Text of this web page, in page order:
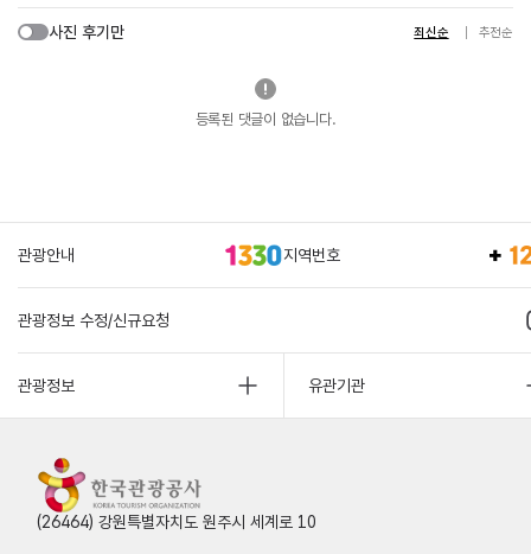
사진 후기만 최신순 추천순
등록된 댓글이 없습니다.
관광안내 지역번호
관광정보 수정/신규요청
관광정보 유관기관
(26464) 강원특별자치도 원주시 세계로 10